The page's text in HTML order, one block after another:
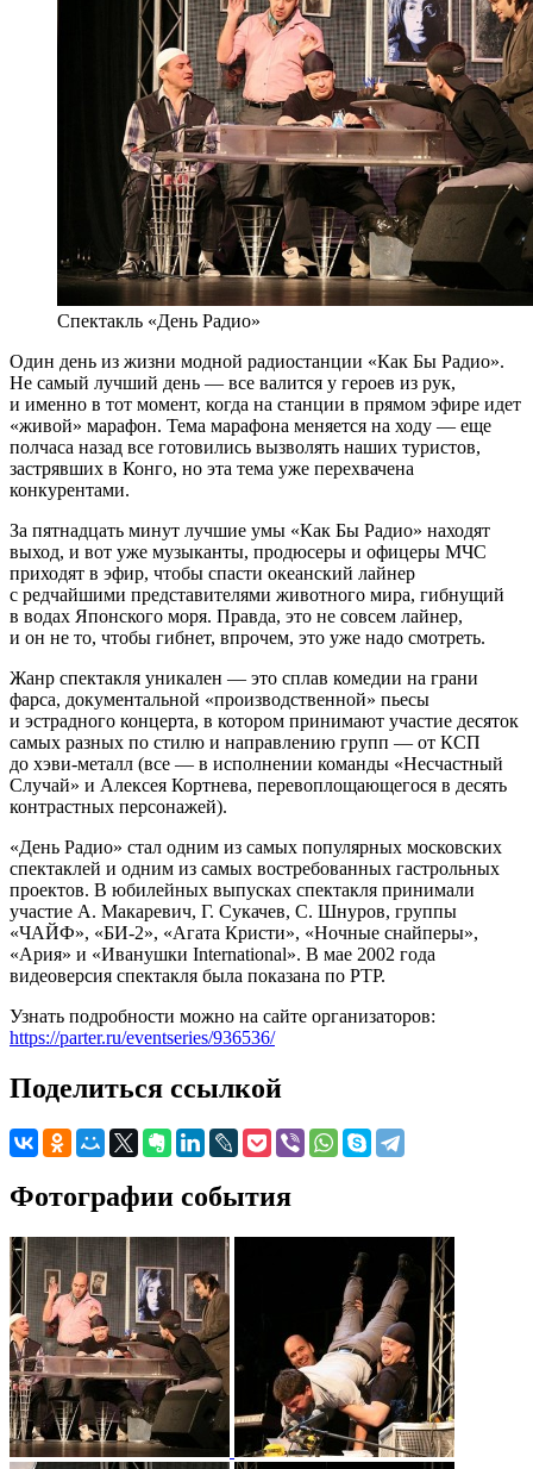
Спектакль «День Радио»
Один день из жизни модной радиостанции «Как Бы Радио».
Не самый лучший день — все валится у героев из рук,
и именно в тот момент, когда на станции в прямом эфире идет
«живой» марафон. Тема марафона меняется на ходу — еще
полчаса назад все готовились вызволять наших туристов,
застрявших в Конго, но эта тема уже перехвачена
конкурентами.
За пятнадцать минут лучшие умы «Как Бы Радио» находят
выход, и вот уже музыканты, продюсеры и офицеры МЧС
приходят в эфир, чтобы спасти океанский лайнер
с редчайшими представителями животного мира, гибнущий
в водах Японского моря. Правда, это не совсем лайнер,
и он не то, чтобы гибнет, впрочем, это уже надо смотреть.
Жанр спектакля уникален — это сплав комедии на грани
фарса, документальной «производственной» пьесы
и эстрадного концерта, в котором принимают участие десяток
самых разных по стилю и направлению групп — от КСП
до хэви-металл (все — в исполнении команды «Несчастный
Случай» и Алексея Кортнева, перевоплощающегося в десять
контрастных персонажей).
«День Радио» стал одним из самых популярных московских
спектаклей и одним из самых востребованных гастрольных
проектов. В юбилейных выпусках спектакля принимали
участие А. Макаревич, Г. Сукачев, С. Шнуров, группы
«ЧАЙФ», «БИ-2», «Агата Кристи», «Ночные снайперы»,
«Ария» и «Иванушки International». В мае 2002 года
видеоверсия спектакля была показана по РТР.
Узнать подробности можно на сайте организаторов:
https://parter.ru/eventseries/936536/
Поделиться ссылкой
Фотографии события